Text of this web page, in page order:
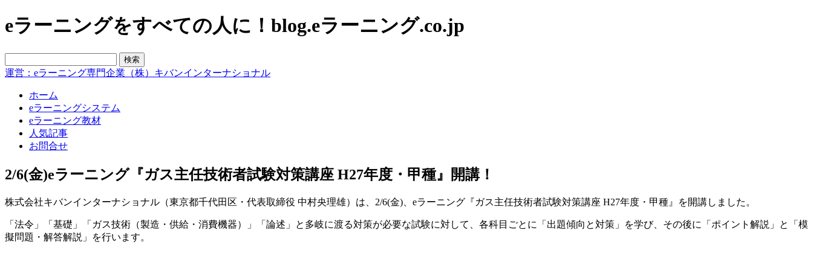
eラーニングをすべての人に！blog.eラーニング.co.jp
運営：eラーニング専門企業（株）キバンインターナショナル
ホーム
eラーニングシステム
eラーニング教材
人気記事
お問合せ
2/6(金)eラーニング『ガス主任技術者試験対策講座 H27年度・甲種』開講！
株式会社キバンインターナショナル（東京都千代田区・代表取締役 中村央理雄）は、2/6(金)、eラーニング『ガス主任技術者試験対策講座 H27年度・甲種』を開講しました。
「法令」「基礎」「ガス技術（製造・供給・消費機器）」「論述」と多岐に渡る対策が必要な試験に対して、各科目ごとに「出題傾向と対策」を学び、その後に「ポイント解説」と「模
擬問題・解答解説」を行います。